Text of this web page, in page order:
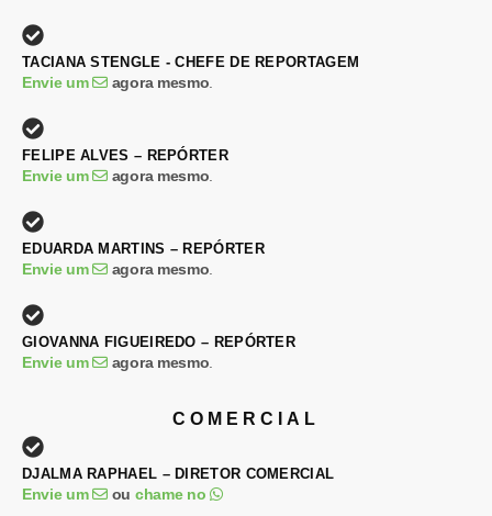
TACIANA STENGLE - CHEFE DE REPORTAGEM
Envie um agora mesmo.
FELIPE ALVES – REPÓRTER
Envie um agora mesmo.
EDUARDA MARTINS – REPÓRTER
Envie um agora mesmo.
GIOVANNA FIGUEIREDO – REPÓRTER
Envie um agora mesmo.
COMERCIAL
DJALMA RAPHAEL – DIRETOR COMERCIAL
Envie um ou chame no